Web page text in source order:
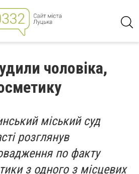
чоловіка,
міський суд
розглянув
по факту
з одного з місцевих